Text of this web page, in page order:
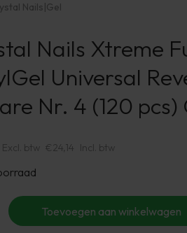
Nails|Gel
Nails Xtreme
Universal
Nr. 4 (120 pcs)
Excl. btw €24,14 Incl. btw
Toevoegen aan winkelwagen